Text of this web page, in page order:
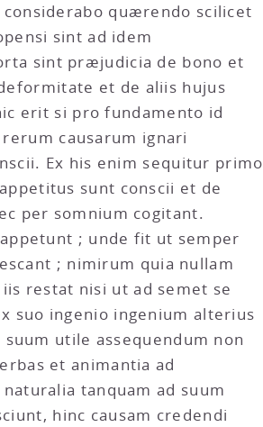
quærendo scilicet
sint ad idem
sint præjudicia de bono et
et de aliis hujus
erit si pro fundamento id
causarum ignari
Ex his enim sequitur primo
sunt conscii et de
per somnium cogitant.
; unde fit ut semper
; nimirum quia nullam
restat nisi ut ad semet se
suo ingenio ingenium alterius
utile assequendum non
et animantia ad
tanquam ad suum
hinc causam credendi